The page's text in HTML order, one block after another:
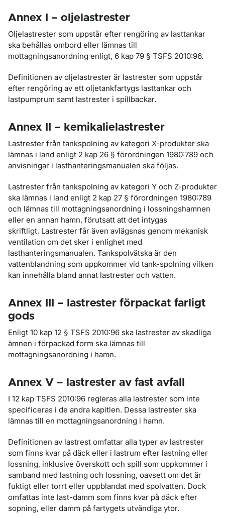
Annex I – oljelastrester
Oljelastrester som uppstår efter rengöring av lasttankar
ska behållas ombord eller lämnas till
mottagningsanordning enligt, 6 kap 79 § TSFS 2010:96.
Definitionen av oljelastrester är lastrester som uppstår
efter rengöring av ett oljetankfartygs lasttankar och
lastpumprum samt lastrester i spillbackar.
Annex II – kemikalielastrester
Lastrester från tankspolning av kategori X-produkter ska
lämnas i land enligt 2 kap 26 § förordningen 1980:789 och
anvisningar i lasthanteringsmanualen ska följas.
Lastrester från tankspolning av kategori Y och Z-produkter
ska lämnas i land enligt 2 kap 27 § förordningen 1980:789
och lämnas till mottagningsanordning i lossningshamnen
eller en annan hamn, förutsatt att det intygas
skriftligt. Lastrester får även avlägsnas genom mekanisk
ventilation om det sker i enlighet med
lasthanteringsmanualen. Tankspolvätska är den
vattenblandning som uppkommer vid tank-spolning vilken
kan innehålla bland annat lastrester och vatten.
Annex III – lastrester förpackat farligt
gods
Enligt 10 kap 12 § TSFS 2010:96 ska lastrester av skadliga
ämnen i förpackad form ska lämnas till
mottagningsanordning i hamn.
Annex V – lastrester av fast avfall
I 12 kap TSFS 2010:96 regleras alla lastrester som inte
specificeras i de andra kapitlen. Dessa lastrester ska
lämnas till en mottagningsanordning i hamn.
Definitionen av lastrest omfattar alla typer av lastrester
som finns kvar på däck eller i lastrum efter lastning eller
lossning, inklusive överskott och spill som uppkommer i
samband med lastning och lossning, oavsett om det är
fuktigt eller torrt eller uppblandat med spolvatten. Dock
omfattas inte last-damm som finns kvar på däck efter
sopning, eller damm på fartygets utvändiga ytor.